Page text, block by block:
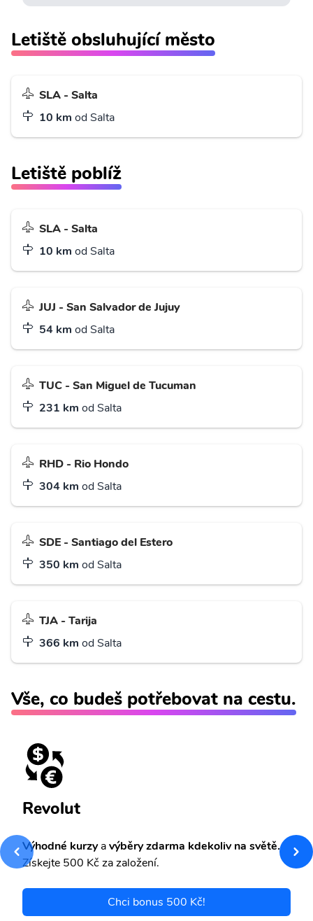
Letiště obsluhující město
SLA - Salta
10 km od Salta
Letiště poblíž
SLA - Salta
10 km od Salta
JUJ - San Salvador de Jujuy
54 km od Salta
TUC - San Miguel de Tucuman
231 km od Salta
RHD - Rio Hondo
304 km od Salta
SDE - Santiago del Estero
350 km od Salta
TJA - Tarija
366 km od Salta
Vše, co budeš potřebovat na cestu.
Revolut
Výhodné kurzyavýběry zdarma kdekoliv na světě.
Získejte 500 Kč za založení.
Chci bonus 500 Kč!